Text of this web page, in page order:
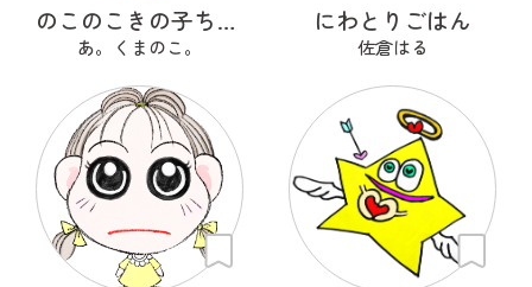
のこのこきの子ちゃん
あ。くまのこ。
にわとりごはん
佐倉はる